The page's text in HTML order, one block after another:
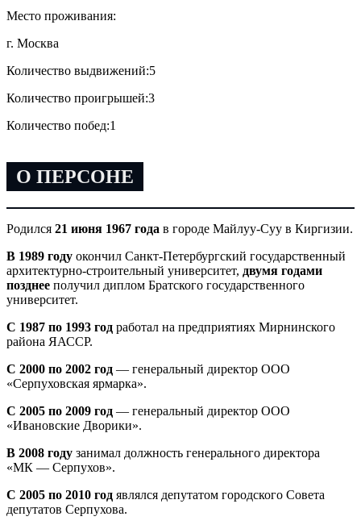
Место проживания:
г. Москва
Количество выдвижений:5
Количество проигрышей:3
Количество побед:1
О ПЕРСОНЕ
Родился 21 июня 1967 года в городе Майлуу-Суу в Киргизии.
В 1989 году окончил Санкт-Петербургский государственный
архитектурно-строительный университет, двумя годами
позднее получил диплом Братского государственного
университет.
С 1987 по 1993 год работал на предприятиях Мирнинского
района ЯАССР.
С 2000 по 2002 год — генеральный директор ООО
«Серпуховская ярмарка».
С 2005 по 2009 год — генеральный директор ООО
«Ивановские Дворики».
В 2008 году занимал должность генерального директора
«МК — Серпухов».
С 2005 по 2010 год являлся депутатом городского Совета
депутатов Серпухова.